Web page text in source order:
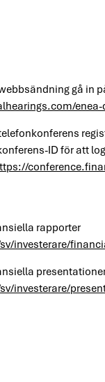
gå in
enea-
ID för att
rapporter
investerare/
investerare/